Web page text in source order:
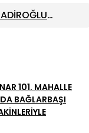
Çok Farklı Bir
Olurdu”
101. MAHALLE
BAĞLARBAŞI